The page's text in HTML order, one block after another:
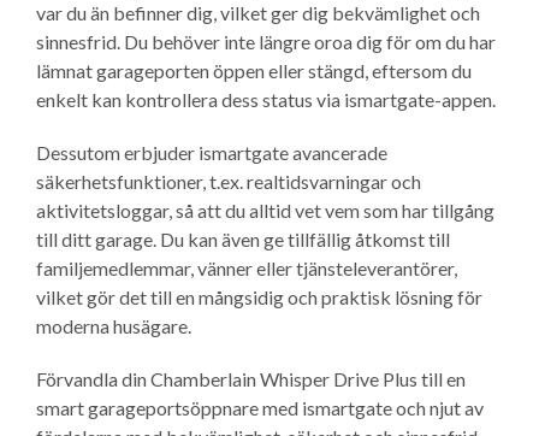
var du än befinner dig, vilket ger dig bekvämlighet och
sinnesfrid. Du behöver inte längre oroa dig för om du har
lämnat garageporten öppen eller stängd, eftersom du
enkelt kan kontrollera dess status via ismartgate-appen.
Dessutom erbjuder ismartgate avancerade
säkerhetsfunktioner, t.ex. realtidsvarningar och
aktivitetsloggar, så att du alltid vet vem som har tillgång
till ditt garage. Du kan även ge tillfällig åtkomst till
familjemedlemmar, vänner eller tjänsteleverantörer,
vilket gör det till en mångsidig och praktisk lösning för
moderna husägare.
Förvandla din Chamberlain Whisper Drive Plus till en
smart garageportsöppnare med ismartgate och njut av